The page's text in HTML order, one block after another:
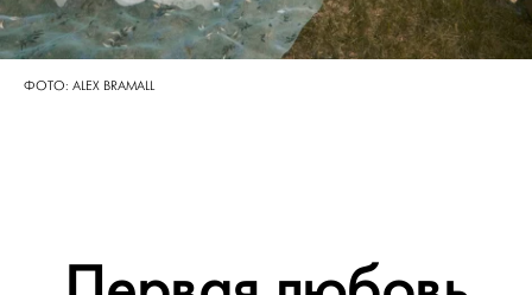
ФОТО: ALEX BRAMALL